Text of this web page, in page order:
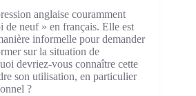
anglaise couramment
de neuf » en français. Elle est
informelle pour demander
sur la situation de
devriez-vous connaître cette
son utilisation, en particulier
?